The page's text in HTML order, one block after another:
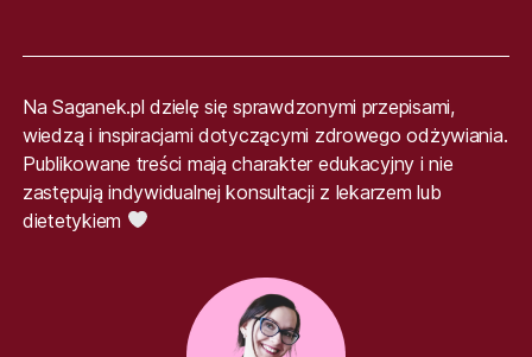
Na Saganek.pl dzielę się sprawdzonymi przepisami,
wiedzą i inspiracjami dotyczącymi zdrowego odżywiania.
Publikowane treści mają charakter edukacyjny i nie
zastępują indywidualnej konsultacji z lekarzem lub
dietetykiem